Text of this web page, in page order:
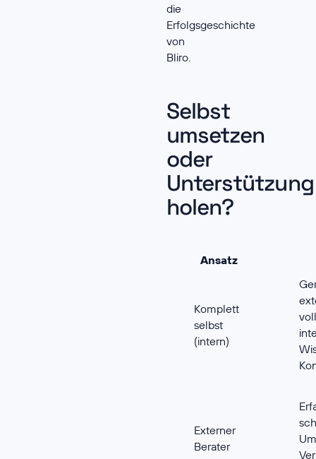
die
Erfolgsgeschichte
von
Bliro
Selbst
umsetzen
oder
Unterstützung
holen?
Ansatz
Komplett
selbst
(intern)
Externer
Berater